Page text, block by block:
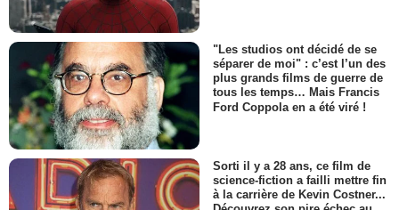
"Les studios ont décidé de se
séparer de moi" : c’est l’un des
plus grands films de guerre de
tous les temps… Mais Francis
Ford Coppola en a été viré !
Sorti il y a 28 ans, ce film de
science-fiction a failli mettre fin
à la carrière de Kevin Costner...